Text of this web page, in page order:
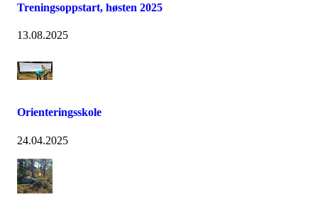
Treningsoppstart, høsten 2025
13.08.2025
Orienteringsskole
24.04.2025